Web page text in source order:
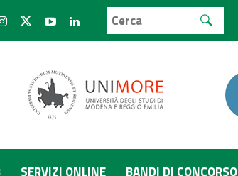
SERVIZI ONLINE BANDI DI CONCORSO